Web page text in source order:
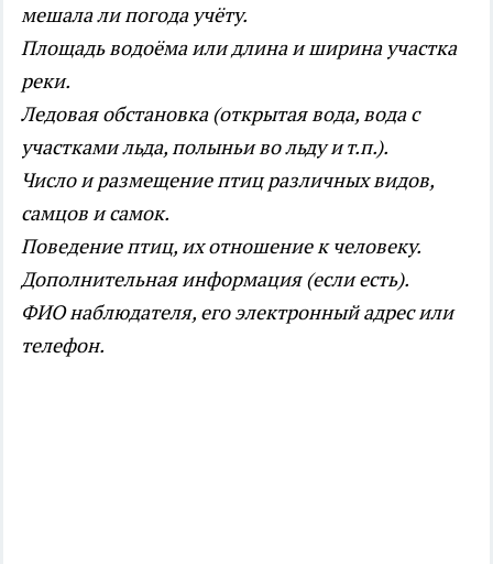
мешала ли погода учёту.
Площадь водоёма или длина и ширина участка
реки.
Ледовая обстановка (открытая вода, вода с
участками льда, полыньи во льду и т.п.).
Число и размещение птиц различных видов,
самцов и самок.
Поведение птиц, их отношение к человеку.
Дополнительная информация (если есть).
ФИО наблюдателя, его электронный адрес или
телефон.